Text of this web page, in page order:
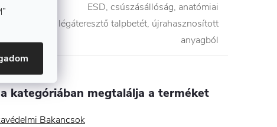
ESD, csúszásállóság, anatómiai
légáteresztő talpbetét, újrahasznosított
anyagból
kategóriában megtalálja a terméket
Bakancsok